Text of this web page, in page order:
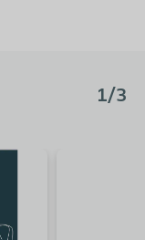
1/3